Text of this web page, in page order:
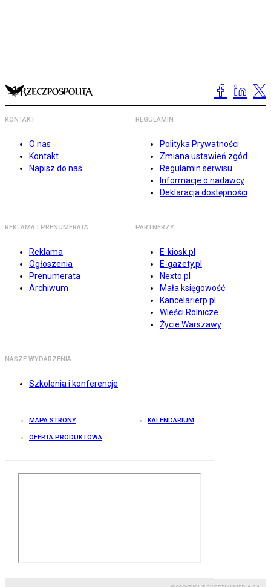
KONTAKT
O nas
Kontakt
Napisz do nas
REGULAMIN
Polityka Prywatności
Zmiana ustawień zgód
Regulamin serwisu
Informacje o nadawcy
Deklaracja dostępności
REKLAMA I PRENUMERATA
Reklama
Ogłoszenia
Prenumerata
Archiwum
PARTNERZY
E-kiosk.pl
E-gazety.pl
Nexto.pl
Mała księgowość
Kancelarierp.pl
Wieści Rolnicze
Życie Warszawy
NASZE WYDARZENIA
Szkolenia i konferencje
MAPA STRONY KALENDARIUM
OFERTA PRODUKTOWA